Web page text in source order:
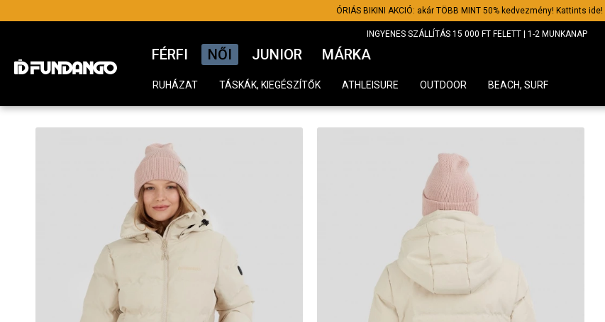
ÓRIÁS BIKINI AKCIÓ: akár TÖBB MINT 50% kedvezmény! Kattints ide!
INGYENES SZÁLLÍTÁS 15 000 FT FELETT | 1-2 MUNKANAP
FÉRFI NŐI JUNIOR MÁRKA
RUHÁZAT TÁSKÁK, KIEGÉSZÍTŐK ATHLEISURE OUTDOOR BEACH, SURF